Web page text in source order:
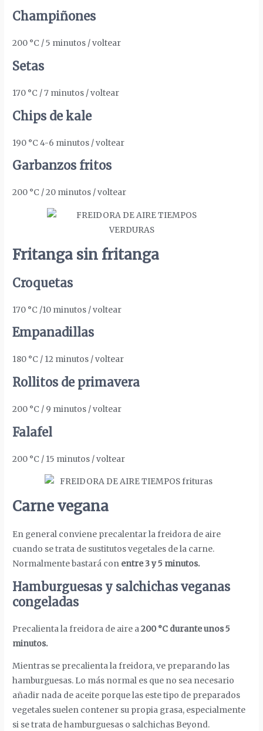
Champiñones
200 °C / 5 minutos / voltear
Setas
170 °C / 7 minutos / voltear
Chips de kale
190 °C 4-6 minutos / voltear
Garbanzos fritos
200 °C / 20 minutos / voltear
Fritanga sin fritanga
Croquetas
170 °C /10 minutos / voltear
Empanadillas
180 °C / 12 minutos / voltear
Rollitos de primavera
200 °C / 9 minutos / voltear
Falafel
200 °C / 15 minutos / voltear
Carne vegana
En general conviene precalentar la freidora de aire
cuando se trata de sustitutos vegetales de la carne.
Normalmente bastará con entre 3 y 5 minutos.
Hamburguesas y salchichas veganas
congeladas
Precalienta la freidora de aire a200 °C durante unos 5
minutos.
Mientras se precalienta la freidora, ve preparando las
hamburguesas. Lo más normal es que no sea necesario
añadir nada de aceite porque las este tipo de preparados
vegetales suelen contener su propia grasa, especialmente
si se trata de hamburguesas o salchichas Beyond.